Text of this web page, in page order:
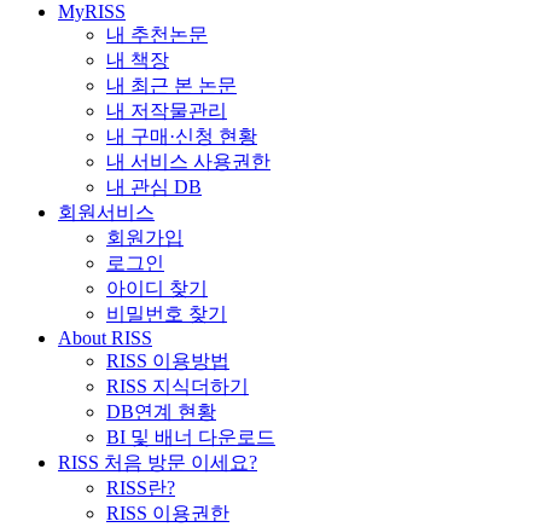
MyRISS
내 추천논문
내 책장
내 최근 본 논문
내 저작물관리
내 구매·신청 현황
내 서비스 사용권한
내 관심 DB
회원서비스
회원가입
로그인
아이디 찾기
비밀번호 찾기
About RISS
RISS 이용방법
RISS 지식더하기
DB연계 현황
BI 및 배너 다운로드
RISS 처음 방문 이세요?
RISS란?
RISS 이용권한